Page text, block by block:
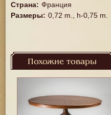
Страна: Франция
Размеры: 0,72 m., h-0,75 m.
Похожие товары